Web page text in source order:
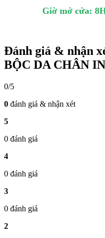
Giờ mở cửa:
Đánh giá & nhận
BỘC DA CHÂN
0/5
0 đánh giá & nhận xét
5
0 đánh giá
4
0 đánh giá
3
0 đánh giá
2